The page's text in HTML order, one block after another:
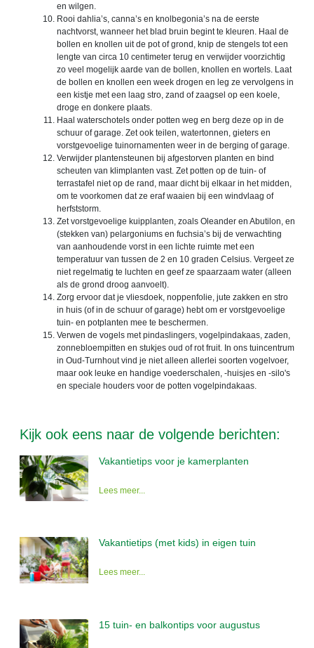
en wilgen.
Rooi dahlia’s, canna’s en knolbegonia’s na de eerste
nachtvorst, wanneer het blad bruin begint te kleuren. Haal de
bollen en knollen uit de pot of grond, knip de stengels tot een
lengte van circa 10 centimeter terug en verwijder voorzichtig
zo veel mogelijk aarde van de bollen, knollen en wortels. Laat
de bollen en knollen een week drogen en leg ze vervolgens in
een kistje met een laag stro, zand of zaagsel op een koele,
droge en donkere plaats.
Haal waterschotels onder potten weg en berg deze op in de
schuur of garage. Zet ook teilen, watertonnen, gieters en
vorstgevoelige tuinornamenten weer in de berging of garage.
Verwijder plantensteunen bij afgestorven planten en bind
scheuten van klimplanten vast. Zet potten op de tuin- of
terrastafel niet op de rand, maar dicht bij elkaar in het midden,
om te voorkomen dat ze eraf waaien bij een windvlaag of
herfststorm.
Zet vorstgevoelige kuipplanten, zoals Oleander en Abutilon, en
(stekken van) pelargoniums en fuchsia’s bij de verwachting
van aanhoudende vorst in een lichte ruimte met een
temperatuur van tussen de 2 en 10 graden Celsius. Vergeet ze
niet regelmatig te luchten en geef ze spaarzaam water (alleen
als de grond droog aanvoelt).
Zorg ervoor dat je vliesdoek, noppenfolie, jute zakken en stro
in huis (of in de schuur of garage) hebt om er vorstgevoelige
tuin- en potplanten mee te beschermen.
Verwen de vogels met pindaslingers, vogelpindakaas, zaden,
zonnebloempitten en stukjes oud of rot fruit. In ons tuincentrum
in Oud-Turnhout vind je niet alleen allerlei soorten vogelvoer,
maar ook leuke en handige voederschalen, -huisjes en -silo's
en speciale houders voor de potten vogelpindakaas.
Kijk ook eens naar de volgende berichten:
Vakantietips voor je kamerplanten
Lees meer...
Vakantietips (met kids) in eigen tuin
Lees meer...
15 tuin- en balkontips voor augustus